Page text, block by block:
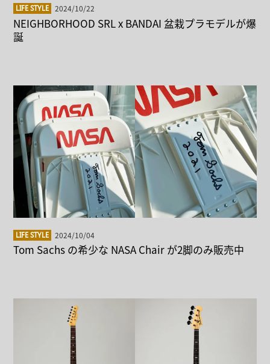
LIFE STYLE 2024/10/22
NEIGHBORHOOD SRL x BANDAI 盆栽プラモデルが爆
誕
LIFE STYLE 2024/10/04
Tom Sachs の希少な NASA Chair が2脚のみ販売中